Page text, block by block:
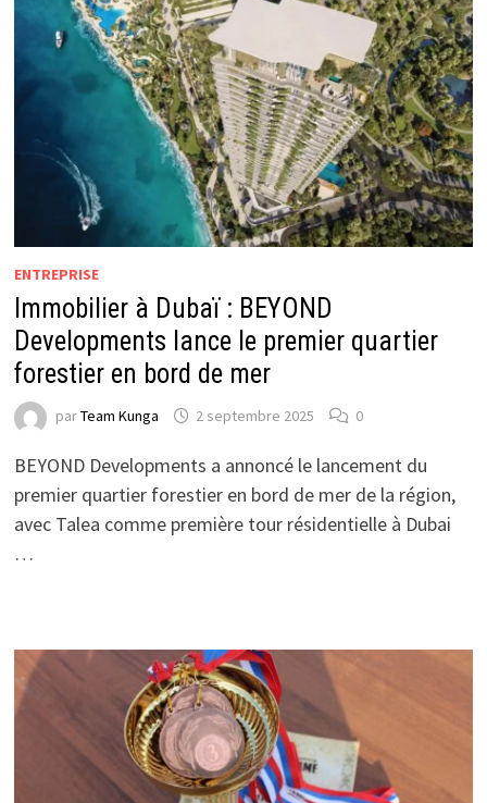
ENTREPRISE
Immobilier à Dubaï : BEYOND
Developments lance le premier quartier
forestier en bord de mer
parTeam Kunga 2 septembre 2025 0
BEYOND Developments a annoncé le lancement du
premier quartier forestier en bord de mer de la région,
avec Talea comme première tour résidentielle à Dubai
…